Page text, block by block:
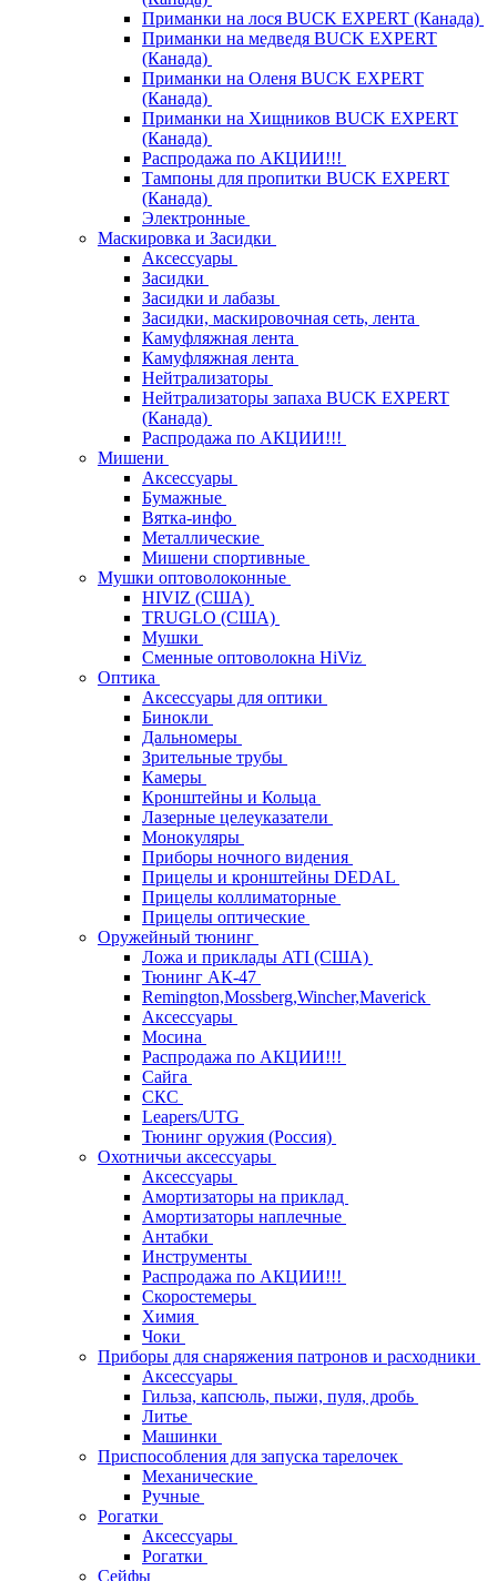
Приманки на лося BUCK EXPERT (Канада)
Приманки на медведя BUCK EXPERT
(Канада)
Приманки на Оленя BUCK EXPERT
(Канада)
Приманки на Хищников BUCK EXPERT
(Канада)
Распродажа по АКЦИИ!!!
Тампоны для пропитки BUCK EXPERT
(Канада)
Электронные
Маскировка и Засидки
Аксессуары
Засидки
Засидки и лабазы
Засидки, маскировочная сеть, лента
Камуфляжная лента
Камуфляжная лента
Нейтрализаторы
Нейтрализаторы запаха BUCK EXPERT
(Канада)
Распродажа по АКЦИИ!!!
Мишени
Аксессуары
Бумажные
Вятка-инфо
Металлические
Мишени спортивные
Мушки оптоволоконные
HIVIZ (США)
TRUGLO (США)
Мушки
Сменные оптоволокна HiViz
Оптика
Аксессуары для оптики
Бинокли
Дальномеры
Зрительные трубы
Камеры
Кронштейны и Кольца
Лазерные целеуказатели
Монокуляры
Приборы ночного видения
Прицелы и кронштейны DEDAL
Прицелы коллиматорные
Прицелы оптические
Оружейный тюнинг
Ложа и приклады ATI (США)
Тюнинг АК-47
Remington,Mossberg,Wincher,Maverick
Аксессуары
Мосина
Распродажа по АКЦИИ!!!
Сайга
СКС
Leapers/UTG
Тюнинг оружия (Россия)
Охотничьи аксессуары
Аксессуары
Амортизаторы на приклад
Амортизаторы наплечные
Антабки
Инструменты
Распродажа по АКЦИИ!!!
Скоростемеры
Химия
Чоки
Приборы для снаряжения патронов и расходники
Аксессуары
Гильза, капсюль, пыжи, пуля, дробь
Литье
Машинки
Приспособления для запуска тарелочек
Механические
Ручные
Рогатки
Аксессуары
Рогатки
Сейфы